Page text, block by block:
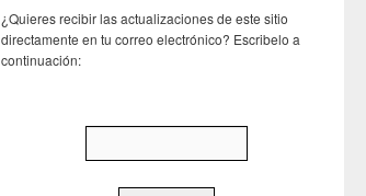
¿Quieres recibir las actualizaciones de este sitio
directamente en tu correo electrónico? Escribelo a
continuación: